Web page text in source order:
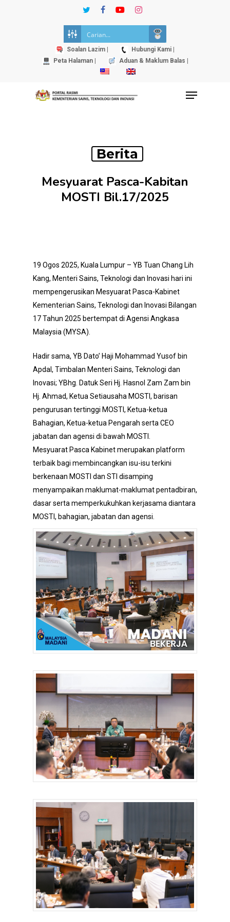
twitterfacebookyoutubeinstagram
Soalan Lazim |
Hubungi Kami |
Peta Halaman |
Aduan & Maklum Balas |
Menu
Berita
Mesyuarat Pasca-Kabitan
MOSTI Bil.17/2025
19 Ogos 2025, Kuala Lumpur – YB Tuan Chang Lih
Kang, Menteri Sains, Teknologi dan Inovasi hari ini
mempengerusikan Mesyuarat Pasca-Kabinet
Kementerian Sains, Teknologi dan Inovasi Bilangan
17 Tahun 2025 bertempat di Agensi Angkasa
Malaysia (MYSA).
Hadir sama, YB Dato’ Haji Mohammad Yusof bin
Apdal, Timbalan Menteri Sains, Teknologi dan
Inovasi; YBhg. Datuk Seri Hj. Hasnol Zam Zam bin
Hj. Ahmad, Ketua Setiausaha MOSTI, barisan
pengurusan tertinggi MOSTI, Ketua-ketua
Bahagian, Ketua-ketua Pengarah serta CEO
jabatan dan agensi di bawah MOSTI.
Mesyuarat Pasca Kabinet merupakan platform
terbaik bagi membincangkan isu-isu terkini
berkenaan MOSTI dan STI disamping
menyampaikan maklumat-maklumat pentadbiran,
dasar serta memperkukuhkan kerjasama diantara
MOSTI, bahagian, jabatan dan agensi.